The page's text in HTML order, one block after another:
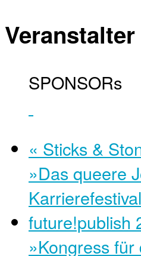
Veranstalter
SPONSORs
« Sticks &
»Das queere
future!publish
»Kongress für